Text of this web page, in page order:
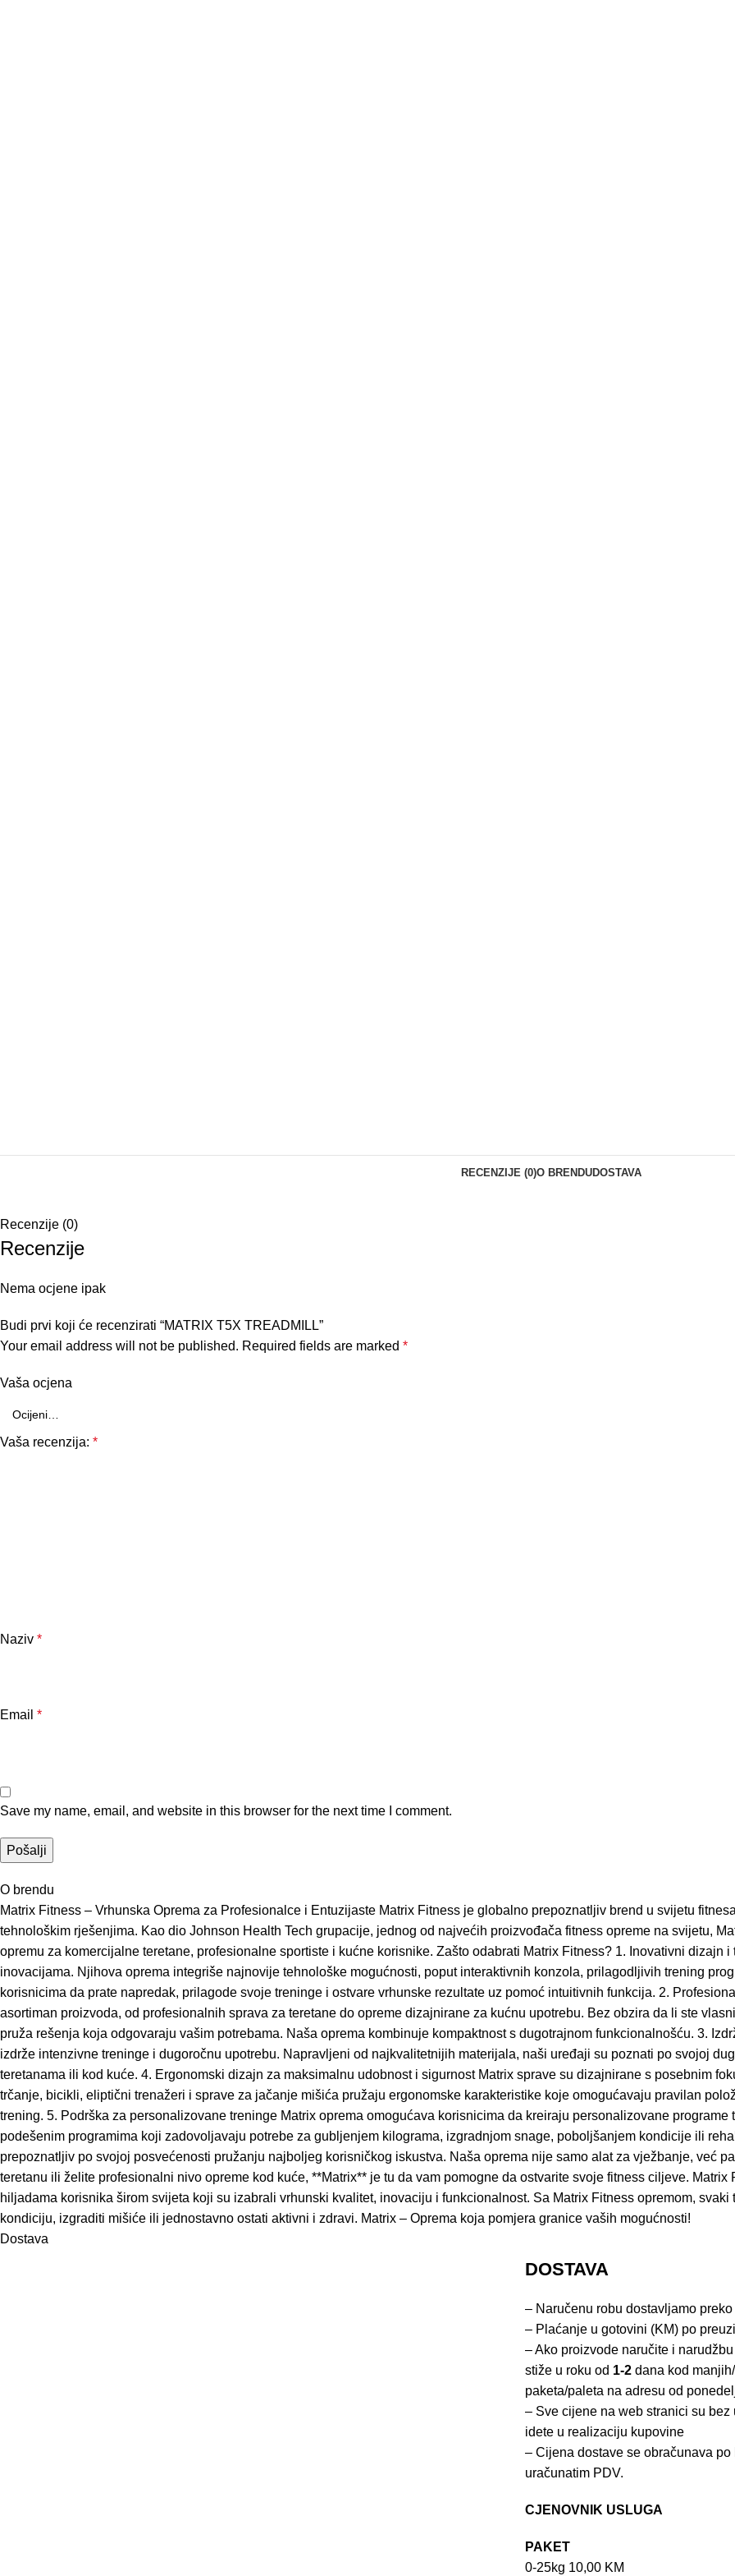
RECENZIJE (0)O BRENDUDOSTAVA
Recenzije (0)
Recenzije
Nema ocjene ipak
Budi prvi koji će recenzirati “MATRIX T5X TREADMILL”
Your email address will not be published. Required fields are marked *
Vaša ocjena
Vaša recenzija: *
Naziv *
Email *
Save my name, email, and website in this browser for the next time I comment.
O brendu
Matrix Fitness – Vrhunska Oprema za Profesionalce i Entuzijaste Matrix Fitness je globalno prepoznatljiv brend u svijetu
tehnološkim rješenjima. Kao dio Johnson Health Tech grupacije, jednog od najvećih proizvođača fitness opreme na svijetu,
opremu za komercijalne teretane, profesionalne sportiste i kućne korisnike. Zašto odabrati Matrix Fitness? 1. Inovativni dizajn
inovacijama. Njihova oprema integriše najnovije tehnološke mogućnosti, poput interaktivnih konzola, prilagodljivih trening
korisnicima da prate napredak, prilagode svoje treninge i ostvare vrhunske rezultate uz pomoć intuitivnih funkcija. 2.
asortiman proizvoda, od profesionalnih sprava za teretane do opreme dizajnirane za kućnu upotrebu. Bez obzira da li ste
pruža rešenja koja odgovaraju vašim potrebama. Naša oprema kombinuje kompaktnost s dugotrajnom funkcionalnošću. 3.
izdrže intenzivne treninge i dugoročnu upotrebu. Napravljeni od najkvalitetnijih materijala, naši uređaji su poznati po svojoj
teretanama ili kod kuće. 4. Ergonomski dizajn za maksimalnu udobnost i sigurnost Matrix sprave su dizajnirane s posebnim
trčanje, bicikli, eliptični trenažeri i sprave za jačanje mišića pružaju ergonomske karakteristike koje omogućavaju pravilan
trening. 5. Podrška za personalizovane treninge Matrix oprema omogućava korisnicima da kreiraju personalizovane
podešenim programima koji zadovoljavaju potrebe za gubljenjem kilograma, izgradnjom snage, poboljšanjem kondicije ili
prepoznatljiv po svojoj posvećenosti pružanju najboljeg korisničkog iskustva. Naša oprema nije samo alat za vježbanje, već
teretanu ili želite profesionalni nivo opreme kod kuće, **Matrix** je tu da vam pomogne da ostvarite svoje fitness ciljeve.
hiljadama korisnika širom svijeta koji su izabrali vrhunski kvalitet, inovaciju i funkcionalnost. Sa Matrix Fitness opremom,
kondiciju, izgraditi mišiće ili jednostavno ostati aktivni i zdravi. Matrix – Oprema koja pomjera granice vaših mogućnosti!
Dostava
DOSTAVA
– Naručenu robu dostavljamo
– Plaćanje u gotovini (KM) po
– Ako proizvode naručite i
stiže u roku od 1-2 dana kod
paketa/paleta na adresu od
– Sve cijene na web stranici su
idete u realizaciju kupovine
– Cijena dostave se obračunava
uračunatim PDV.
CJENOVNIK USLUGA
PAKET
0-25kg 10,00 KM